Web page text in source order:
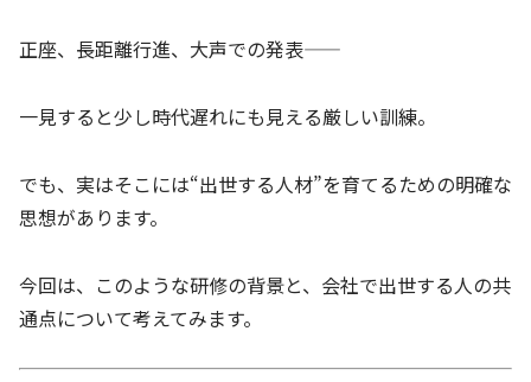
正座、長距離行進、大声での発表――
一見すると少し時代遅れにも見える厳しい訓練。
でも、実はそこには“出世する人材”を育てるための明確な
思想があります。
今回は、このような研修の背景と、会社で出世する人の共
通点について考えてみます。